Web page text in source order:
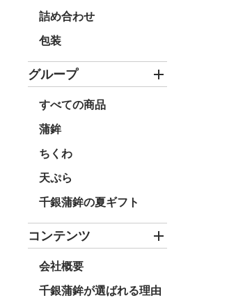
詰め合わせ
包装
グループ
すべての商品
蒲鉾
ちくわ
天ぷら
千銀蒲鉾の夏ギフト
コンテンツ
会社概要
千銀蒲鉾が選ばれる理由